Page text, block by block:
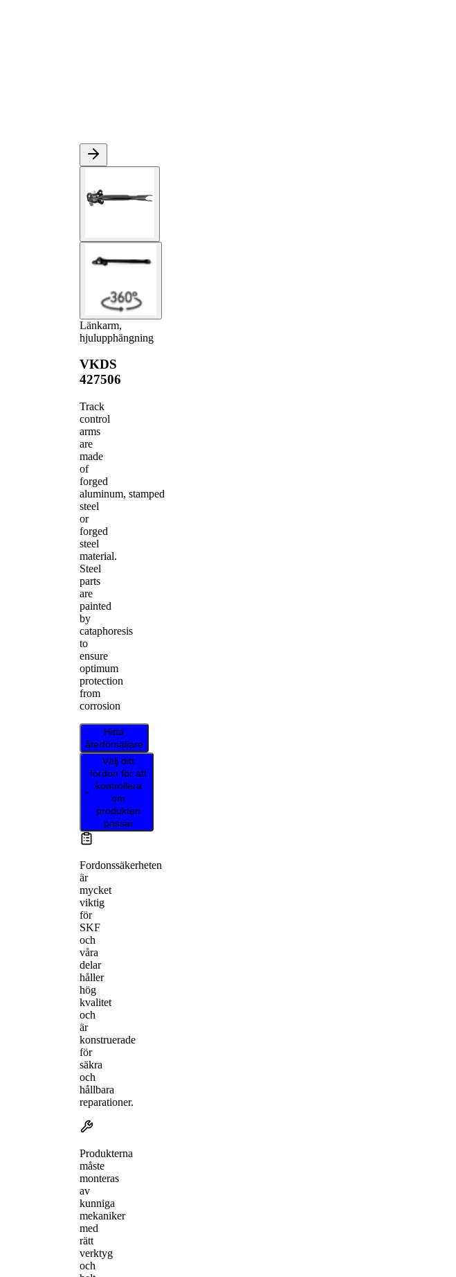
Länkarm,
hjulupphängning
VKDS
427506
Track
control
arms
are
made
of
forged
aluminum, stamped
steel
or
forged
steel
material.
Steel
parts
are
painted
by
cataphoresis
to
ensure
optimum
protection
from
corrosion
Hitta
återförsäljare
Välj ditt
fordon för att
kontrollera
om
produkten
passar
Fordonssäkerheten
är
mycket
viktig
för
SKF
och
våra
delar
håller
hög
kvalitet
och
är
konstruerade
för
säkra
och
hållbara
reparationer.
Produkterna
måste
monteras
av
kunniga
mekaniker
med
rätt
verktyg
och